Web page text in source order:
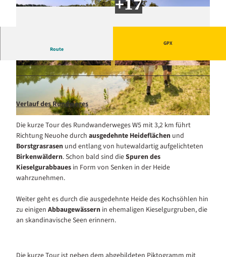
© MARKUS TIEMANN LUENEBURG © MARKUS TIEMANN LUENEBURG
Route
GPX
Verlauf des Rundweges
Die kurze Tour des Rundwanderweges W5 mit 3,2 km führt
Richtung Neuohe durch ausgedehnte Heideflächen und
Borstgrasrasen und entlang von hutewaldartig aufgelichteten
Birkenwäldern. Schon bald sind dieSpuren des
Kieselgurabbaues in Form von Senken in der Heide
wahrzunehmen.
Weiter geht es durch die ausgedehnte Heide des Kochsöhlen hin
zu einigen Abbaugewässern in ehemaligen Kieselgurgruben, die
an skandinavische Seen erinnern.